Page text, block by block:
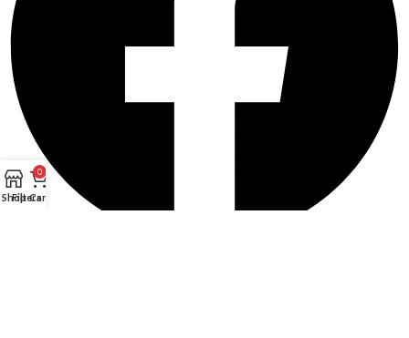
Shop
Filters
0
Cart